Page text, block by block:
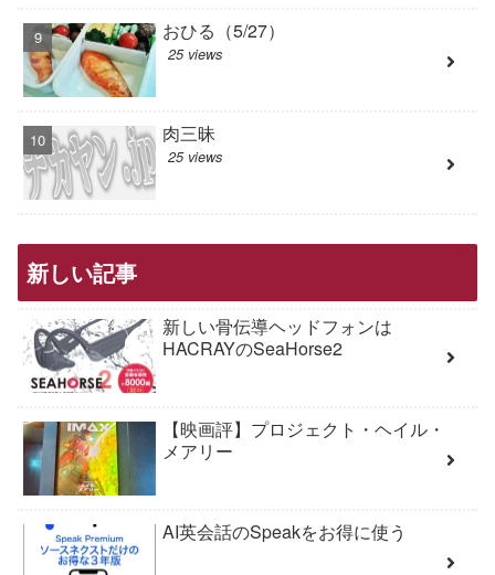
おひる（5/27）
25 views
肉三昧
25 views
新しい記事
新しい骨伝導ヘッドフォンは
HACRAYのSeaHorse2
【映画評】プロジェクト・ヘイル・
メアリー
AI英会話のSpeakをお得に使う